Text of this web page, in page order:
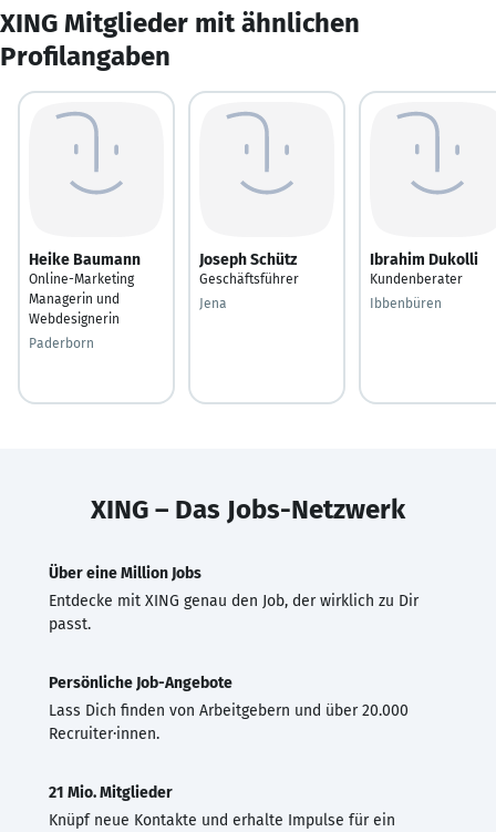
XING Mitglieder mit ähnlichen
Profilangaben
Heike Baumann
Online-Marketing
Managerin und
Webdesignerin
Paderborn
Joseph Schütz
Geschäftsführer
Jena
Ibrahim Dukolli
Kundenberater
Ibbenbüren
XING – Das Jobs-Netzwerk
Über eine Million Jobs
Entdecke mit XING genau den Job, der wirklich zu Dir
passt.
Persönliche Job-Angebote
Lass Dich finden von Arbeitgebern und über 20.000
Recruiter·innen.
21 Mio. Mitglieder
Knüpf neue Kontakte und erhalte Impulse für ein